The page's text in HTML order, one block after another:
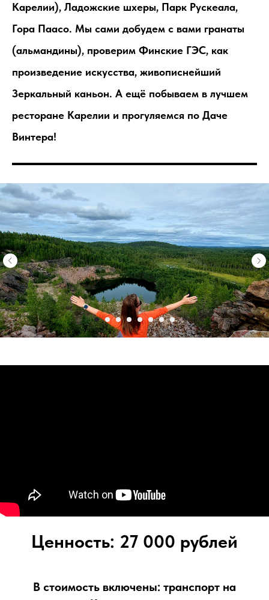
Карелии), Ладожские шхеры, Парк Рускеала,
Гора Паасо. Мы сами добудем с вами гранаты
(альмандины), проверим Финские ГЭС, как
произведение искусства, живописнейший
Зеркальный каньон. А ещё побываем в лучшем
ресторане Карелии и прогуляемся по Даче
Винтера!
Ценность: 27 000 рублей
В стоимость включены: транспорт на